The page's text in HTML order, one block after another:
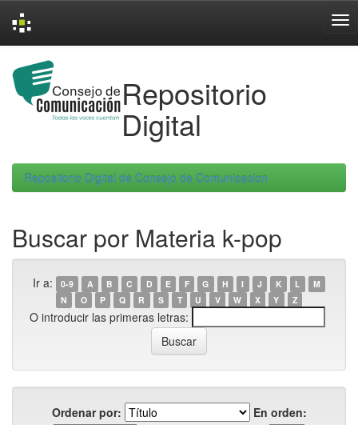
navigation
Repositorio
Digital
Repositorio Digital de Consejo de Comunicacion
Buscar por Materia k-pop
Ir a: 0-9 A B C D E F G H I J K L
M
N
O P Q R S T U V W X Y Z
O introducir las primeras letras:
Ordenar por:
En orden: